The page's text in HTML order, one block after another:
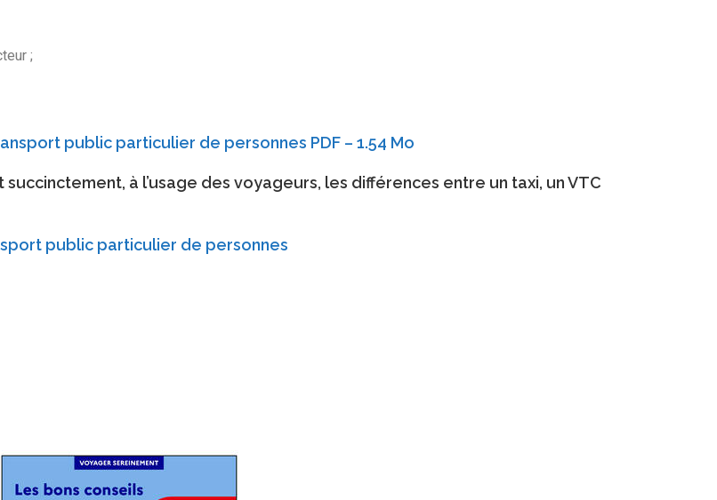
;
public particulier de personnes PDF – 1.54 Mo
à l’usage des voyageurs, les différences entre un taxi, un VTC
public particulier de personnes